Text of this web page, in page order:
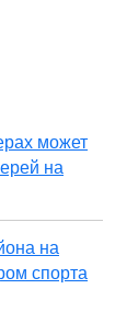
может
на
на
спорта